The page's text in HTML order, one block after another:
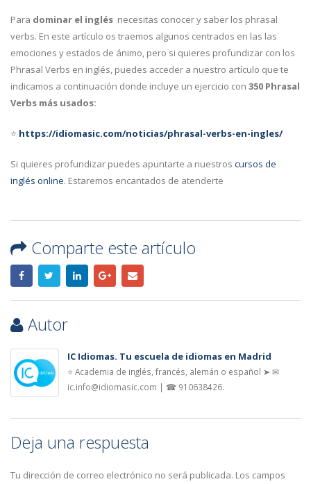
Para dominar el inglés necesitas conocer y saber los phrasal
verbs. En este artículo os traemos algunos centrados en las las
emociones y estados de ánimo, pero si quieres profundizar con los
Phrasal Verbs en inglés, puedes acceder a nuestro artículo que te
indicamos a continuación donde incluye un ejercicio con 350 Phrasal
Verbs más usados:
⭐ https://idiomasic.com/noticias/phrasal-verbs-en-ingles/
Si quieres profundizar puedes apuntarte a nuestros cursos de
inglés online. Estaremos encantados de atenderte
Comparte este artículo
Autor
IC Idiomas. Tu escuela de idiomas en Madrid
⭐ Academia de inglés, francés, alemán o español ➤ ✉
ic.info@idiomasic.com | ☎ 910638426.
Deja una respuesta
Tu dirección de correo electrónico no será publicada. Los campos